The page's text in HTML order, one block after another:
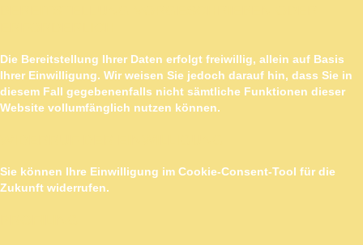
Die Bereitstellung Ihrer Daten erfolgt freiwillig, allein auf Basis
Ihrer Einwilligung. Wir weisen Sie jedoch darauf hin, dass Sie in
diesem Fall gegebenenfalls nicht sämtliche Funktionen dieser
Website vollumfänglich nutzen können.
Sie können Ihre Einwilligung im Cookie-Consent-Tool für die
Zukunft widerrufen.